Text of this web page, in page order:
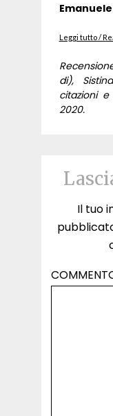
Leggi tutto /
di),
citazioni e
2020.
Il tuo